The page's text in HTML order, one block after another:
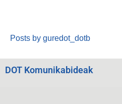
Posts by guredot_dotb
DOT Komunikabideak